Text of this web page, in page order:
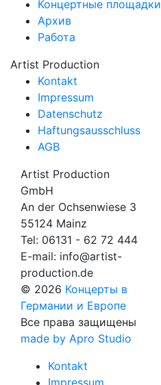
Концертные площадки
Архив
Работа
Artist Production
Kontakt
Impressum
Datenschutz
Haftungsausschluss
AGB
Artist Production
GmbH
An der Ochsenwiese 3
55124 Mainz
Tel: 06131 - 62 72 444
E-mail: info@artist-
production.de
© 2026 Концерты в
Германии и Европе
Все права защищены
made by Apro Studio
Kontakt